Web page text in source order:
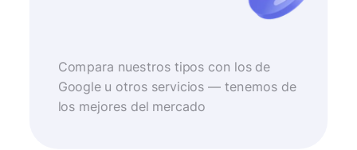
Compara nuestros tipos con los de
Google u otros servicios — tenemos de
los mejores del mercado